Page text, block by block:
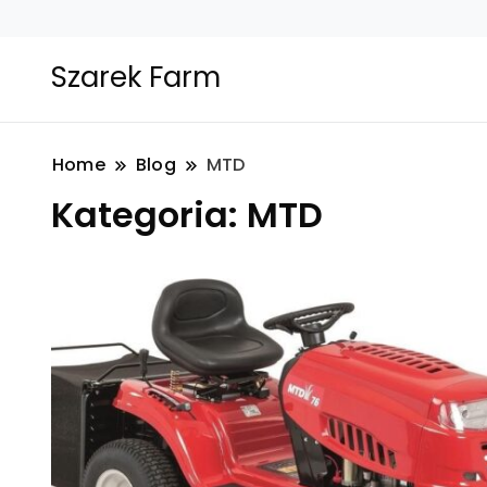
Szarek Farm
Home Blog MTD
Kategoria: MTD